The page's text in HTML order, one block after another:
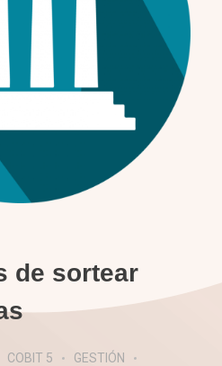
de sortear
COBIT 5
GESTIÓN